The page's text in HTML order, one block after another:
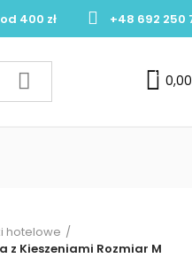
400 zł +48 692 250
0
hotelowe
z Kieszeniami Rozmiar M